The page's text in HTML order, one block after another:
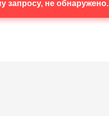
запросу, не обнаружено.